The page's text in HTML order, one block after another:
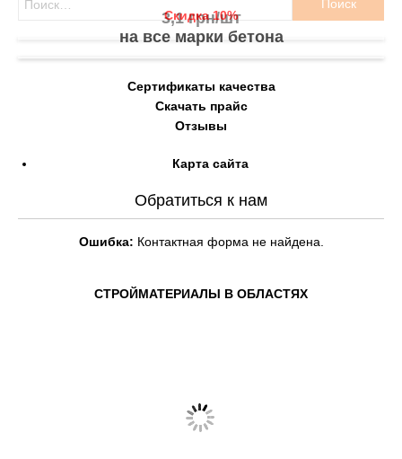
3,1 грн/шт
Скидка 10%
на все марки бетона
Сертификаты качества
Скачать прайс
Отзывы
Карта сайта
Обратиться к нам
Ошибка: Контактная форма не найдена.
СТРОЙМАТЕРИАЛЫ В ОБЛАСТЯХ